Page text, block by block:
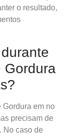
o resultado,
Gordura
em no
precisam de
No caso de